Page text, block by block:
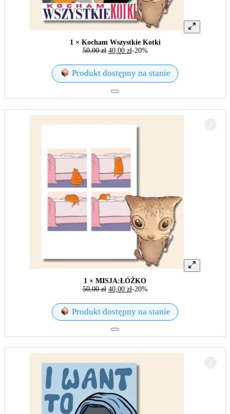
1 × Kocham Wszystkie Kotki
50,00zł 40,00 zł-20%
Produkt dostępny na stanie
1 × MISJA:ŁÓŻKO
50,00zł 40,00 zł-20%
Produkt dostępny na stanie